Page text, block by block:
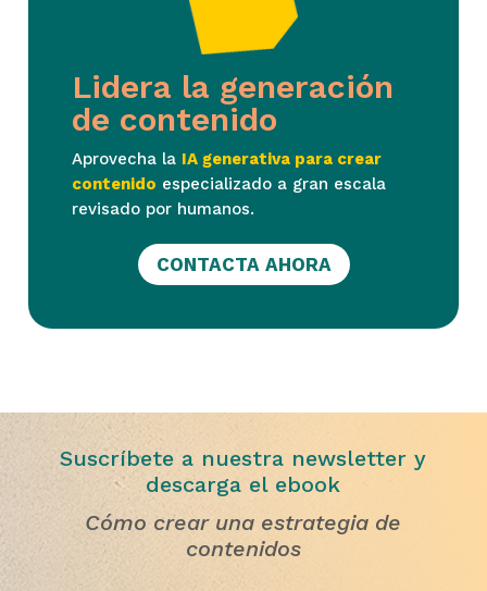
Lidera la generación
de contenido
Aprovecha la IA generativa para crear
contenido especializado a gran escala
revisado por humanos.
CONTACTA AHORA
Suscríbete a nuestra newsletter y
descarga el ebook
Cómo crear una estrategia de
contenidos